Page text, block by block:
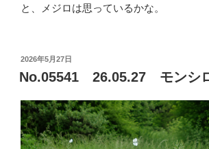
と、メジロは思っているかな。
投
稿
日:
2026年5月27日
No.05541 26.05.27 モンシ